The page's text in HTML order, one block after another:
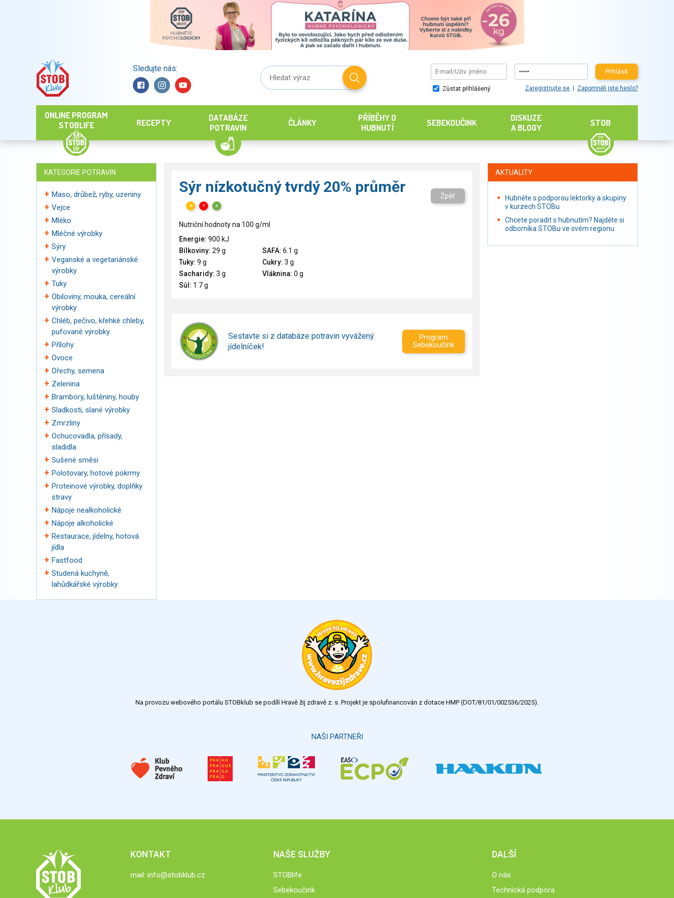
Sledujte nás: Přihlásit
Zůstat přihlášený Zaregistrujte se Zapomněli jste heslo?
ONLINE PROGRAM
STOBLIFE
RECEPTY
DATABÁZE
POTRAVIN
ČLÁNKY
PŘÍBĚHY O
HUBNUTÍ
SEBEKOUČINK
DISKUZE
A BLOGY
STOB
KATEGORIE POTRAVIN
Maso, drůbež, ryby, uzeniny
Vejce
Mléko
Mléčné výrobky
Sýry
Veganské a vegetariánské
výrobky
Tuky
Obiloviny, mouka, cereální
výrobky
Chléb, pečivo, křehké chleby,
pufované výrobky
Přílohy
Ovoce
Ořechy, semena
Zelenina
Brambory, luštěniny, houby
Sladkosti, slané výrobky
Zmrzliny
Ochucovadla, přísady,
sladidla
Sušené směsi
Polotovary, hotové pokrmy
Proteinové výrobky, doplňky
stravy
Nápoje nealkoholické
Nápoje alkoholické
Restaurace, jídelny, hotová
jídla
Fastfood
Studená kuchyně,
lahůdkářské výrobky
Sýr nízkotučný tvrdý 20% průměr
H T S
Zpět
Nutriční hodnoty na 100 g/ml
Energie: 900 kJ
Bílkoviny: 29 g SAFA: 6.1 g
Tuky: 9 g Cukry: 3 g
Sacharidy: 3 g Vláknina: 0 g
Sůl: 1.7 g
Sestavte si z databáze potravin vyvážený
jídelníček!
Program
Sebekoučink
AKTUALITY
Hubněte s podporou lektorky a skupiny
v kurzech STOBu
Chcete poradit s hubnutím? Najděte si
odborníka STOBu ve svém regionu
Na provozu webového portálu STOBklub se podílí Hravě žij zdravě z. s. Projekt je spolufinancován z dotace HMP (DOT/81/01/002536/2025).
NAŠI PARTNEŘI
KONTAKT
mail: info@stobklub.cz
NAŠE SLUŽBY
STOBlife
Sebekoučink
DALŠÍ
O nás
Technická podpora